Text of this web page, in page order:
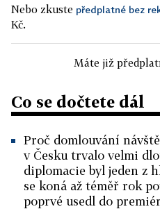
Nebo zkuste předplatné bez
Kč.
Máte již
Co se dočtete dál
Proč domlouvání
v Česku trvalo velmi
diplomacie byl jeden z
se koná až téměř rok
poprvé usedl do